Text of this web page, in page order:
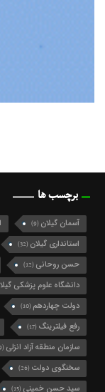
برچسب ها
آسمان گیلان (9)
استانداری گیلان (32)
حسن روحانی (12)
دانشگاه علوم پزشکی
دولت چهاردهم (10)
رفع فیلترینگ (17)
سازمان منطقه آزاد انزلی (9)
سخنگوی دولت (26)
سید حسن خمینی (15)